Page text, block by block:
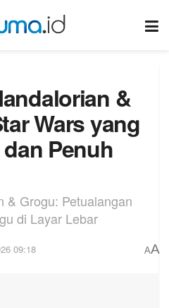
&
Wars yang
Penuh
& Grogu: Petualangan
di Layar Lebar
09:18 AA